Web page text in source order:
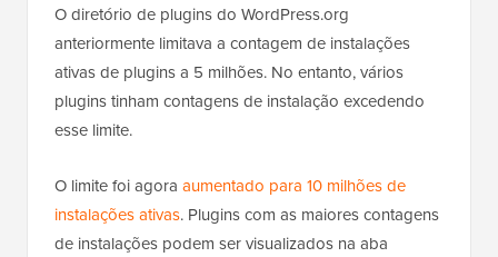
O diretório de plugins do WordPress.org
anteriormente limitava a contagem de instalações
ativas de plugins a 5 milhões. No entanto, vários
plugins tinham contagens de instalação excedendo
esse limite.
O limite foi agora aumentado para 10 milhões de
instalações ativas. Plugins com as maiores contagens
de instalações podem ser visualizados na aba